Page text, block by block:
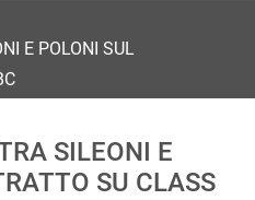
E POLONI SUL
SILEONI E
SU CLASS